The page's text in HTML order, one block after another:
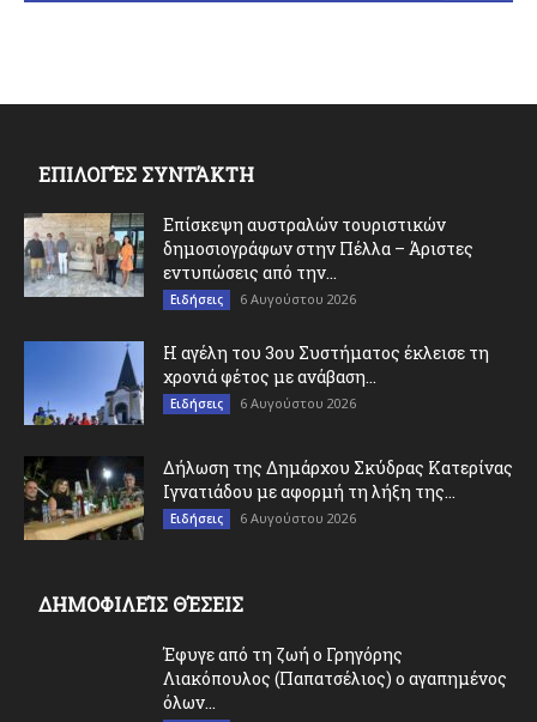
ΕΠΙΛΟΓΈΣ ΣΥΝΤΆΚΤΗ
Επίσκεψη αυστραλών τουριστικών
δημοσιογράφων στην Πέλλα – Άριστες
εντυπώσεις από την...
Ειδήσεις 6 Αυγούστου 2026
Η αγέλη του 3ου Συστήματος έκλεισε τη
χρονιά φέτος με ανάβαση...
Ειδήσεις 6 Αυγούστου 2026
Δήλωση της Δημάρχου Σκύδρας Κατερίνας
Ιγνατιάδου με αφορμή τη λήξη της...
Ειδήσεις 6 Αυγούστου 2026
ΔΗΜΟΦΙΛΕΊΣ ΘΈΣΕΙΣ
Έφυγε από τη ζωή ο Γρηγόρης
Λιακόπουλος (Παπατσέλιος) ο αγαπημένος
όλων...